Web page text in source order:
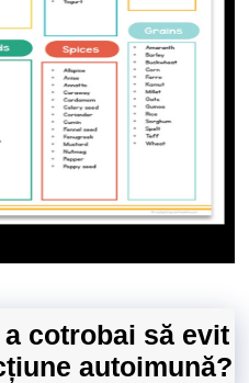
cotrobai să evit
autoimună?